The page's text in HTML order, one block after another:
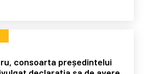
consoarta președintelui